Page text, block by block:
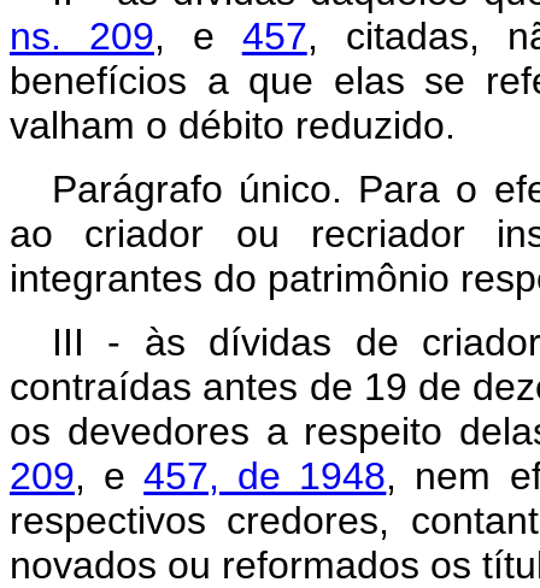
ns. 209, e 457, citadas,
benefícios a que elas se
valham o débito reduzido.
Parágrafo único. Para o
ao criador ou recriador
integrantes do patrimônio
III - às dívidas de
contraídas antes de 19 de
os devedores a respeito
209, e457, de 1948, nem
respectivos credores,
novados ou reformados os